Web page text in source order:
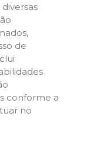
de
conforme a
no